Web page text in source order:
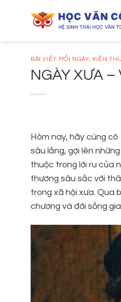
BÀI VIẾT MỖI NGÀY, KIẾN
NGÀY XƯA
Hôm nay, hãy cùng
sâu lắng, gợi lên
thuộc trong lời ru của
thương sâu sắc với
trong xã hội xưa. Qua
chương và đời sống